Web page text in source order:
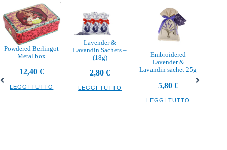
Powdered Berlingot
Metal box
12,40€
LEGGI TUTTO
Lavender &
Lavandin Sachets –
(18g)
2,80€
LEGGI TUTTO
Embroidered
Lavender &
Lavandin sachet 25g
5,80 €
LEGGI TUTTO